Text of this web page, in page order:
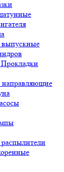
выпускные
направляющие